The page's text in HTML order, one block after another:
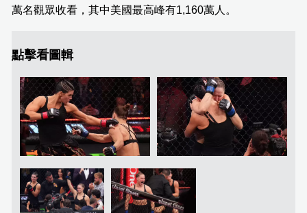
萬名觀眾收看，其中美國最高峰有1,160萬人。
點擊看圖輯